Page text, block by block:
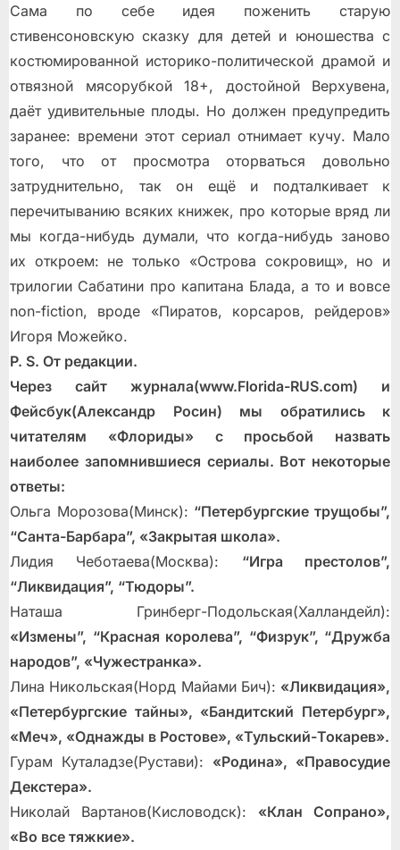
Сама по себе идея поженить старую
стивенсоновскую сказку для детей и юношества с
костюмированной историко-политической драмой и
отвязной мясорубкой 18+, достойной Верхувена,
даёт удивительные плоды. Но должен предупредить
заранее: времени этот сериал отнимает кучу. Мало
того, что от просмотра оторваться довольно
затруднительно, так он ещё и подталкивает к
перечитыванию всяких книжек, про которые вряд ли
мы когда-нибудь думали, что когда-нибудь заново
их откроем: не только «Острова сокровищ», но и
трилогии Сабатини про капитана Блада, а то и вовсе
non-fiction, вроде «Пиратов, корсаров, рейдеров»
Игоря Можейко.
P. S. От редакции.
Через сайт журнала(www.Florida-RUS.com) и
Фейсбук(Александр Росин) мы обратились к
читателям «Флориды» с просьбой назвать
наиболее запомнившиеся сериалы. Вот некоторые
ответы:
Ольга Морозова(Минск): “Петербургские трущобы”,
“Санта-Барбара”, «Закрытая школа».
Лидия Чеботаева(Москва): “Игра престолов”,
“Ликвидация”, “Тюдоры”.
Наташа Гринберг-Подольская(Халландейл):
«Измены”, “Красная королева”, “Физрук”, “Дружба
народов”, «Чужестранка».
Лина Никольская(Норд Майами Бич): «Ликвидация»,
«Петербургские тайны», «Бандитский Петербург»,
«Меч», «Однажды в Ростове», «Тульский-Токарев».
Гурам Куталадзе(Рустави): «Родина», «Правосудие
Декстера».
Николай Вартанов(Кисловодск): «Клан Сопрано»,
«Во все тяжкие».